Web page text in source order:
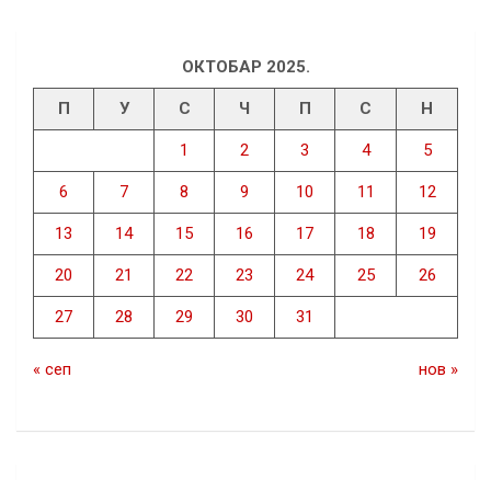
ОКТОБАР 2025.
П У С Ч П С Н
1 2 3 4 5
6 7 8 9 10 11 12
13 14 15 16 17 18 19
20 21 22 23 24 25 26
27 28 29 30 31
« сеп нов »